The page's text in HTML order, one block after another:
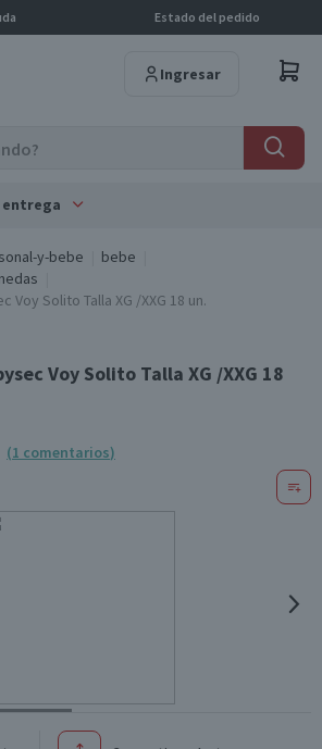
Estado del pedido
Ingresar
entrega
y-bebe
bebe
Voy Solito Talla XG /XXG 18 un.
Voy Solito Talla XG /XXG 18
(1 comentarios)